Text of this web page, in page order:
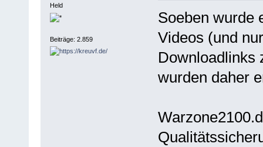
Held
Beiträge: 2.859
Soeben wurde
Videos (und
Downloadlinks
wurden daher